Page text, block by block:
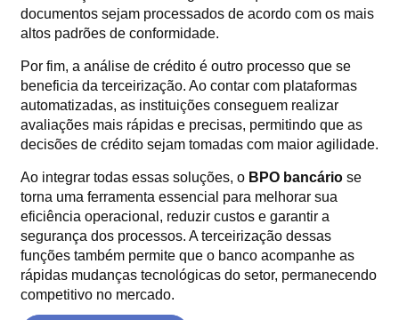
documentos sejam processados de acordo com os mais
altos padrões de conformidade.
Por fim, a análise de crédito é outro processo que se
beneficia da terceirização. Ao contar com plataformas
automatizadas, as instituições conseguem realizar
avaliações mais rápidas e precisas, permitindo que as
decisões de crédito sejam tomadas com maior agilidade.
Ao integrar todas essas soluções, o BPO bancário se
torna uma ferramenta essencial para melhorar sua
eficiência operacional, reduzir custos e garantir a
segurança dos processos. A terceirização dessas
funções também permite que o banco acompanhe as
rápidas mudanças tecnológicas do setor, permanecendo
competitivo no mercado.